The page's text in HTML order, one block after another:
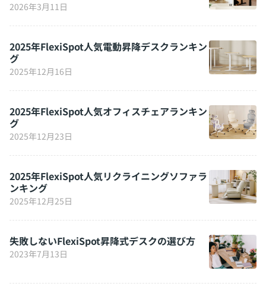
2026年3月11日
2025年FlexiSpot人気電動昇降デスクランキン
グ
2025年12月16日
2025年FlexiSpot人気オフィスチェアランキン
グ
2025年12月23日
2025年FlexiSpot人気リクライニングソファラ
ンキング
2025年12月25日
失敗しないFlexiSpot昇降式デスクの選び方
2023年7月13日